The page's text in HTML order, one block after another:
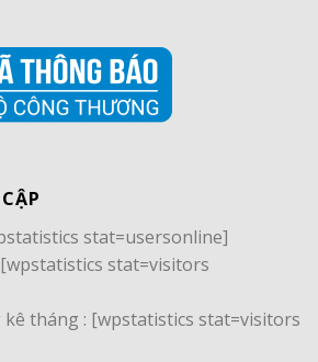
stat=usersonline]
[wpstatistics stat=visitors
tháng : [wpstatistics stat=visitors